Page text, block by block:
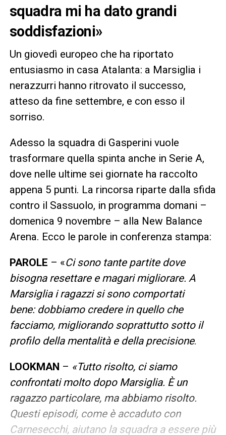
squadra mi ha dato grandi
soddisfazioni»
Un giovedì europeo che ha riportato
entusiasmo in casa Atalanta: a Marsiglia i
nerazzurri hanno ritrovato il successo,
atteso da fine settembre, e con esso il
sorriso.
Adesso la squadra di Gasperini vuole
trasformare quella spinta anche in Serie A,
dove nelle ultime sei giornate ha raccolto
appena 5 punti. La rincorsa riparte dalla sfida
contro il Sassuolo, in programma domani –
domenica 9 novembre – alla New Balance
Arena. Ecco le parole in conferenza stampa:
PAROLE – «Ci sono tante partite dove
bisogna resettare e magari migliorare. A
Marsiglia i ragazzi si sono comportati
bene: dobbiamo credere in quello che
facciamo, migliorando soprattutto sotto il
profilo della mentalità e della precisione.
LOOKMAN – «Tutto risolto, ci siamo
confrontati molto dopo Marsiglia. È un
ragazzo particolare, ma abbiamo risolto.
Questi episodi, come è accaduto con
Carnesecchi, aiutano la squadra a essere più